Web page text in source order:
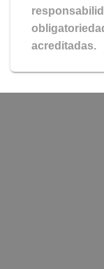
acreditadas.